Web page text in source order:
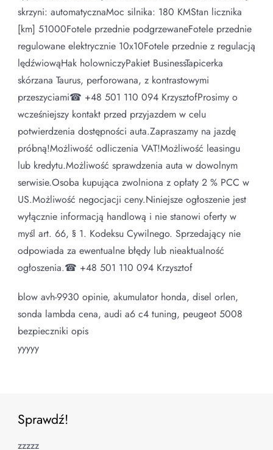
skrzyni: automatycznaMoc silnika: 180 KMStan licznika
[km] 51000Fotele przednie podgrzewaneFotele przednie
regulowane elektrycznie 10x10Fotele przednie z regulacją
lędźwiowąHak holowniczyPakiet BusinessTapicerka
skórzana Taurus, perforowana, z kontrastowymi
przeszyciami☎ +48 501 110 094 KrzysztofProsimy o
wcześniejszy kontakt przed przyjazdem w celu
potwierdzenia dostępności auta.Zapraszamy na jazdę
próbną!Możliwość odliczenia VAT!Możliwość leasingu
lub kredytu.Możliwość sprawdzenia auta w dowolnym
serwisie.Osoba kupująca zwolniona z opłaty 2 % PCC w
US.Możliwość negocjacji ceny.Niniejsze ogłoszenie jest
wyłącznie informacją handlową i nie stanowi oferty w
myśl art. 66, § 1. Kodeksu Cywilnego. Sprzedający nie
odpowiada za ewentualne błędy lub nieaktualność
ogłoszenia.☎ +48 501 110 094 Krzysztof
blow avh-9930 opinie, akumulator honda, disel orlen,
sonda lambda cena, audi a6 c4 tuning, peugeot 5008
bezpieczniki opis
yyyyy
Sprawdź!
zzzzz